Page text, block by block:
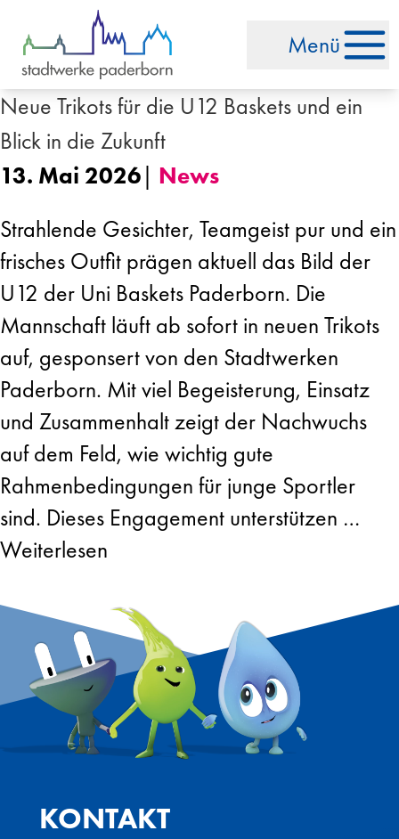
Zum Inhalt springen
Menü
Neue Trikots für die U12 Baskets und ein
Blick in die Zukunft
13. Mai 2026| News
Strahlende Gesichter, Teamgeist pur und ein
frisches Outfit prägen aktuell das Bild der
U12 der Uni Baskets Paderborn. Die
Mannschaft läuft ab sofort in neuen Trikots
auf, gesponsert von den Stadtwerken
Paderborn. Mit viel Begeisterung, Einsatz
und Zusammenhalt zeigt der Nachwuchs
auf dem Feld, wie wichtig gute
Rahmenbedingungen für junge Sportler
sind. Dieses Engagement unterstützen …
Weiterlesen
KONTAKT